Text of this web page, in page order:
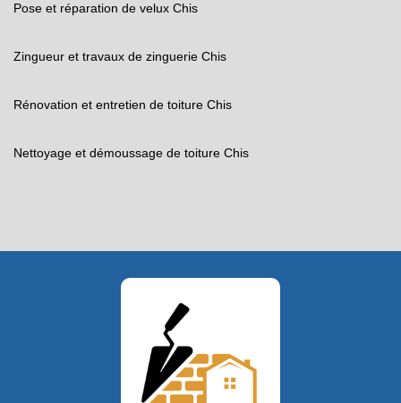
Pose et réparation de velux Chis
Zingueur et travaux de zinguerie Chis
Rénovation et entretien de toiture Chis
Nettoyage et démoussage de toiture Chis